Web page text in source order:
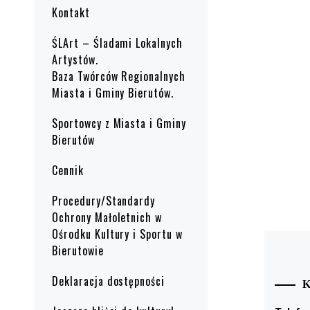
Kontakt
ŚLArt – Śladami Lokalnych
Artystów.
Baza Twórców Regionalnych
Miasta i Gminy Bierutów.
Sportowcy z Miasta i Gminy
Bierutów
Cennik
Procedury/Standardy
Ochrony Małoletnich w
Ośrodku Kultury i Sportu w
Bierutowie
Deklaracja dostępności